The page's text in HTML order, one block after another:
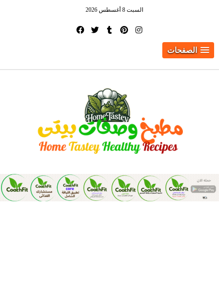
السبت 8 أغسطس 2026
الصفحات